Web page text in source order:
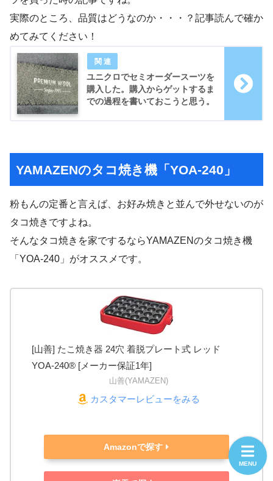
実際のところ、品質はどうなのか・・・？記事読んで確か
めてみてください！
ユニクロでセミオーダースーツを
購入した。購入からゲットするま
での過程を書いておこうと思う。
YAMAZENのタコ焼き機「YOA-240」
粉もんの定番と言えば、お好み焼きと並んで外せないのが
タコ焼きですよね。
そんなタコ焼きを家でするならYAMAZENのタコ焼き機
「YOA-240」がオススメです。
[山善] たこ焼き器 24穴 着脱プレート式 レッド
YOA-240® [メーカー保証1年]
山善(YAMAZEN)
カスタマーレビューをみる
Amazonで探す
MENU